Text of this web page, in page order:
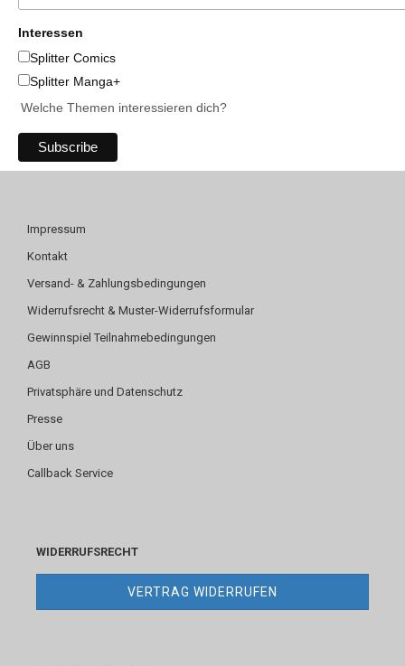
Interessen
Splitter Comics
Splitter Manga+
Welche Themen interessieren dich?
Impressum
Kontakt
Versand- & Zahlungsbedingungen
Widerrufsrecht & Muster-Widerrufsformular
Gewinnspiel Teilnahmebedingungen
AGB
Privatsphäre und Datenschutz
Presse
Über uns
Callback Service
WIDERRUFSRECHT
VERTRAG WIDERRUFEN